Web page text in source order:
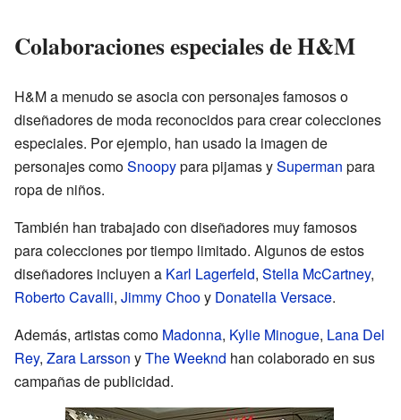
Colaboraciones especiales de H&M
H&M a menudo se asocia con personajes famosos o
diseñadores de moda reconocidos para crear colecciones
especiales. Por ejemplo, han usado la imagen de
personajes comoSnoopypara pijamas ySuperman para
ropa de niños.
También han trabajado con diseñadores muy famosos
para colecciones por tiempo limitado. Algunos de estos
diseñadores incluyen a Karl Lagerfeld, Stella McCartney,
Roberto Cavalli, Jimmy Chooy Donatella Versace.
Además, artistas como Madonna, Kylie Minogue, Lana Del
Rey, Zara Larsson yThe Weeknd han colaborado en sus
campañas de publicidad.